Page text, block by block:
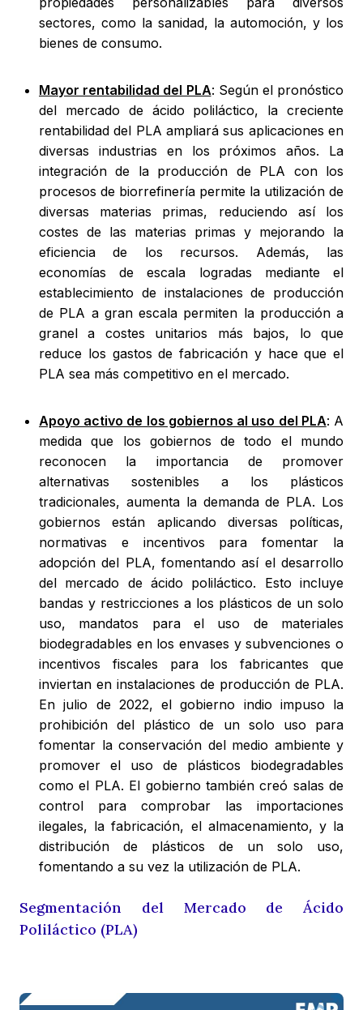
sectores, como la sanidad, la automoción, y los
bienes de consumo.
Mayor rentabilidad del PLA: Según el pronóstico
del mercado de ácido poliláctico, la creciente
rentabilidad del PLA ampliará sus aplicaciones en
diversas industrias en los próximos años. La
integración de la producción de PLA con los
procesos de biorrefinería permite la utilización de
diversas materias primas, reduciendo así los
costes de las materias primas y mejorando la
eficiencia de los recursos. Además, las
economías de escala logradas mediante el
establecimiento de instalaciones de producción
de PLA a gran escala permiten la producción a
granel a costes unitarios más bajos, lo que
reduce los gastos de fabricación y hace que el
PLA sea más competitivo en el mercado.
Apoyo activo de los gobiernos al uso del PLA: A
medida que los gobiernos de todo el mundo
reconocen la importancia de promover
alternativas sostenibles a los plásticos
tradicionales, aumenta la demanda de PLA. Los
gobiernos están aplicando diversas políticas,
normativas e incentivos para fomentar la
adopción del PLA, fomentando así el desarrollo
del mercado de ácido poliláctico. Esto incluye
bandas y restricciones a los plásticos de un solo
uso, mandatos para el uso de materiales
biodegradables en los envases y subvenciones o
incentivos fiscales para los fabricantes que
inviertan en instalaciones de producción de PLA.
En julio de 2022, el gobierno indio impuso la
prohibición del plástico de un solo uso para
fomentar la conservación del medio ambiente y
promover el uso de plásticos biodegradables
como el PLA. El gobierno también creó salas de
control para comprobar las importaciones
ilegales, la fabricación, el almacenamiento, y la
distribución de plásticos de un solo uso,
fomentando a su vez la utilización de PLA.
Segmentación del Mercado de Ácido
Poliláctico (PLA)